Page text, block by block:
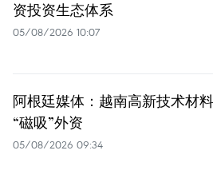
资投资生态体系
05/08/2026 10:07
阿根廷媒体：越南高新技术材
“磁吸”外资
05/08/2026 09:34